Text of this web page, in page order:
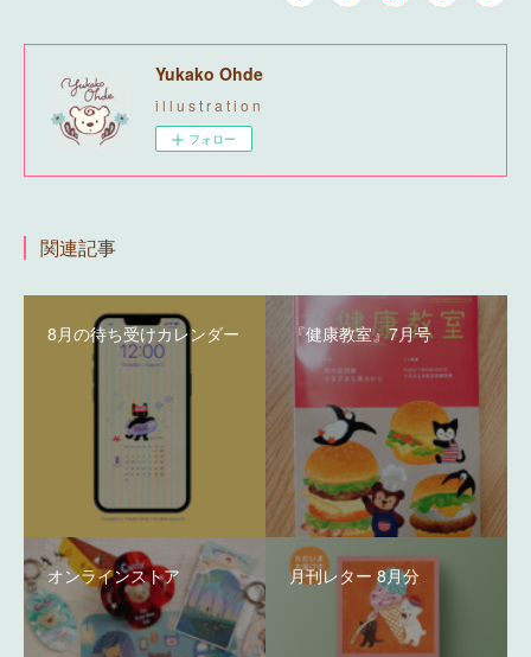
Yukako Ohde
i l l u s t r a t i o n
フォロー
関連記事
8月の待ち受けカレンダー 『健康教室』7月号
オンラインストア 月刊レター 8月分